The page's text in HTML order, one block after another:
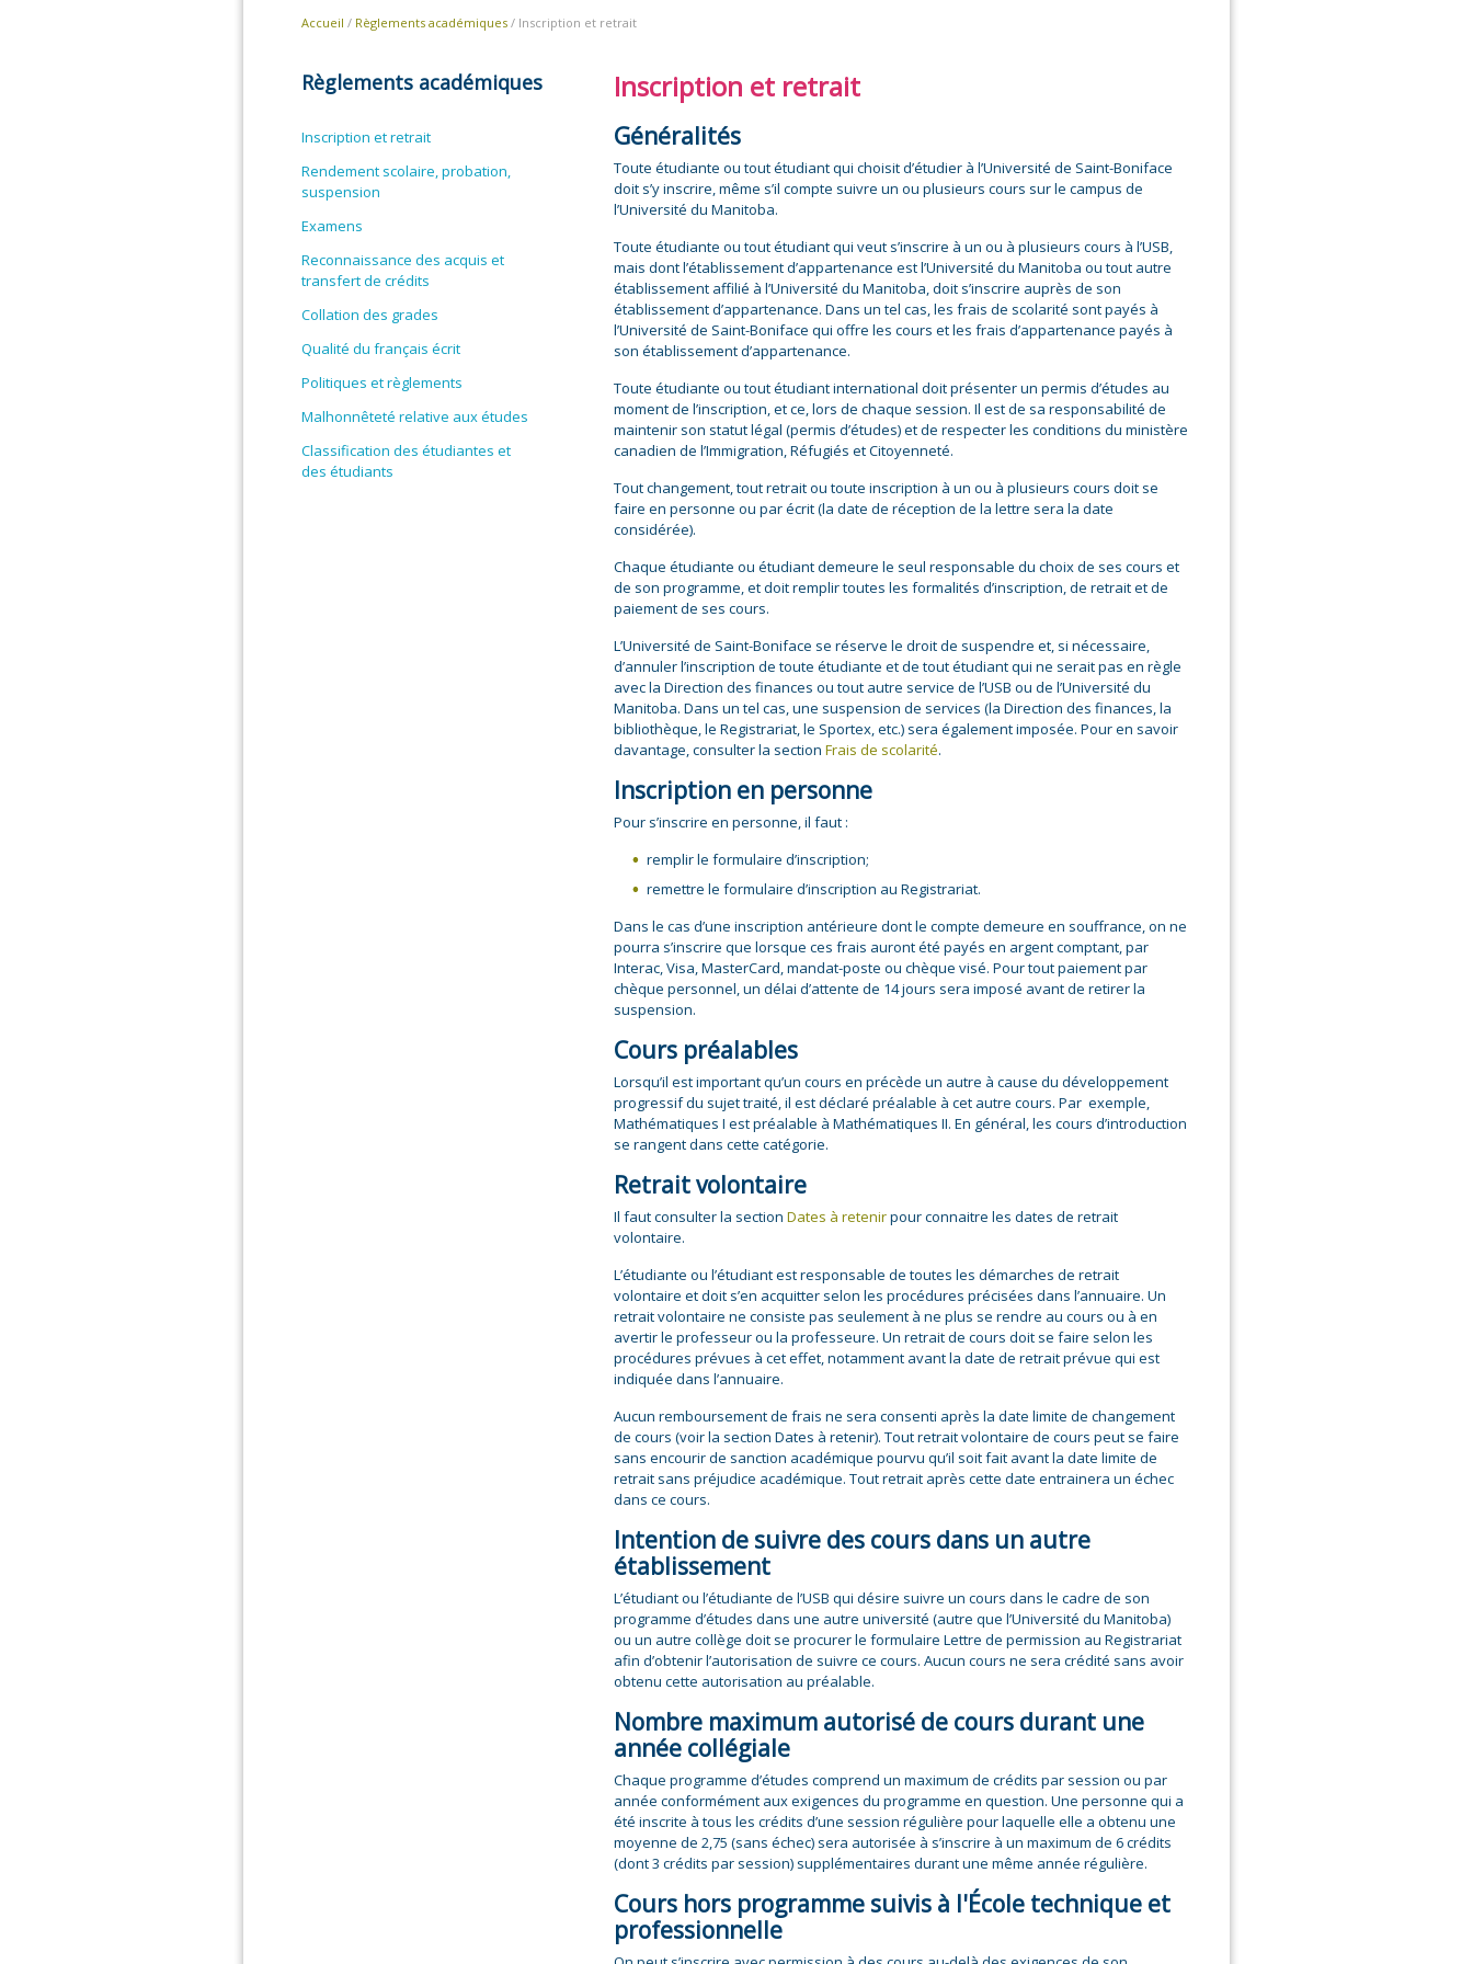
Accueil / Règlements académiques / Inscription et retrait
Règlements académiques
Inscription et retrait
Rendement scolaire, probation,
suspension
Examens
Reconnaissance des acquis et
transfert de crédits
Collation des grades
Qualité du français écrit
Politiques et règlements
Malhonnêteté relative aux études
Classification des étudiantes et
des étudiants
Inscription et retrait
Généralités
Toute étudiante ou tout étudiant qui choisit d’étudier à l’Université de Saint-Boniface
doit s’y inscrire, même s’il compte suivre un ou plusieurs cours sur le campus de
l’Université du Manitoba.
Toute étudiante ou tout étudiant qui veut s’inscrire à un ou à plusieurs cours à l’USB,
mais dont l’établissement d’appartenance est l’Université du Manitoba ou tout autre
établissement affilié à l’Université du Manitoba, doit s’inscrire auprès de son
établissement d’appartenance. Dans un tel cas, les frais de scolarité sont payés à
l’Université de Saint-Boniface qui offre les cours et les frais d’appartenance payés à
son établissement d’appartenance.
Toute étudiante ou tout étudiant international doit présenter un permis d’études au
moment de l’inscription, et ce, lors de chaque session. Il est de sa responsabilité de
maintenir son statut légal (permis d’études) et de respecter les conditions du ministère
canadien de l’Immigration, Réfugiés et Citoyenneté.
Tout changement, tout retrait ou toute inscription à un ou à plusieurs cours doit se
faire en personne ou par écrit (la date de réception de la lettre sera la date
considérée).
Chaque étudiante ou étudiant demeure le seul responsable du choix de ses cours et
de son programme, et doit remplir toutes les formalités d’inscription, de retrait et de
paiement de ses cours.
L’Université de Saint-Boniface se réserve le droit de suspendre et, si nécessaire,
d’annuler l’inscription de toute étudiante et de tout étudiant qui ne serait pas en règle
avec la Direction des finances ou tout autre service de l’USB ou de l’Université du
Manitoba. Dans un tel cas, une suspension de services (la Direction des finances, la
bibliothèque, le Registrariat, le Sportex, etc.) sera également imposée. Pour en savoir
davantage, consulter la section Frais de scolarité.
Inscription en personne
Pour s’inscrire en personne, il faut :
remplir le formulaire d’inscription;
remettre le formulaire d’inscription au Registrariat.
Dans le cas d’une inscription antérieure dont le compte demeure en souffrance, on ne
pourra s’inscrire que lorsque ces frais auront été payés en argent comptant, par
Interac, Visa, MasterCard, mandat-poste ou chèque visé. Pour tout paiement par
chèque personnel, un délai d’attente de 14 jours sera imposé avant de retirer la
suspension.
Cours préalables
Lorsqu’il est important qu’un cours en précède un autre à cause du développement
progressif du sujet traité, il est déclaré préalable à cet autre cours. Par exemple,
Mathématiques I est préalable à Mathématiques II. En général, les cours d’introduction
se rangent dans cette catégorie.
Retrait volontaire
Il faut consulter la section Dates à retenirpour connaitre les dates de retrait
volontaire.
L’étudiante ou l’étudiant est responsable de toutes les démarches de retrait
volontaire et doit s’en acquitter selon les procédures précisées dans l’annuaire. Un
retrait volontaire ne consiste pas seulement à ne plus se rendre au cours ou à en
avertir le professeur ou la professeure. Un retrait de cours doit se faire selon les
procédures prévues à cet effet, notamment avant la date de retrait prévue qui est
indiquée dans l’annuaire.
Aucun remboursement de frais ne sera consenti après la date limite de changement
de cours (voir la section Dates à retenir). Tout retrait volontaire de cours peut se faire
sans encourir de sanction académique pourvu qu’il soit fait avant la date limite de
retrait sans préjudice académique. Tout retrait après cette date entrainera un échec
dans ce cours.
Intention de suivre des cours dans un autre
établissement
L’étudiant ou l’étudiante de l’USB qui désire suivre un cours dans le cadre de son
programme d’études dans une autre université (autre que l’Université du Manitoba)
ou un autre collège doit se procurer le formulaire Lettre de permission au Registrariat
afin d’obtenir l’autorisation de suivre ce cours. Aucun cours ne sera crédité sans avoir
obtenu cette autorisation au préalable.
Nombre maximum autorisé de cours durant une
année collégiale
Chaque programme d’études comprend un maximum de crédits par session ou par
année conformément aux exigences du programme en question. Une personne qui a
été inscrite à tous les crédits d’une session régulière pour laquelle elle a obtenu une
moyenne de 2,75 (sans échec) sera autorisée à s’inscrire à un maximum de 6 crédits
(dont 3 crédits par session) supplémentaires durant une même année régulière.
Cours hors programme suivis à l'École technique et
professionnelle